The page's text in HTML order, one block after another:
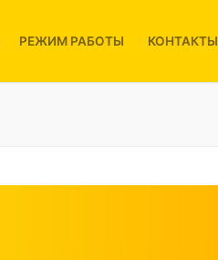
РЕЖИМ РАБОТЫ КОНТАКТЫ